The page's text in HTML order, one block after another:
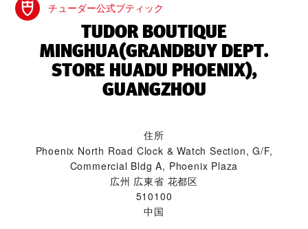
チューダー公式ブティック
‭TUDOR BOUTIQUE
MINGHUA(GRANDBUY DEPT.
STORE HUADU PHOENIX),
GUANGZHOU‬
住所
Phoenix North Road Clock & Watch Section, G/F,
Commercial Bldg A, Phoenix Plaza
広州 広東省 花都区
510100
中国